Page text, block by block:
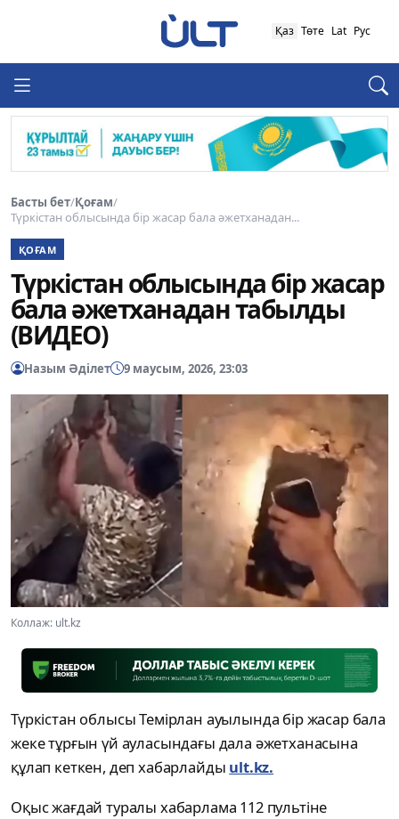
Қаз Төте Lat Рус
Басты бет/Қоғам/
Түркістан облысында бір жасар бала әжетханадан...
ҚОҒАМ
Түркістан облысында бір жасар
бала әжетханадан табылды
(ВИДЕО)
Назым Әділет 9 маусым, 2026, 23:03
Коллаж: ult.kz
Түркістан облысы Темірлан ауылында бір жасар бала
жеке тұрғын үй ауласындағы дала әжетханасына
құлап кеткен, деп хабарлайды ult.kz.
Оқыс жағдай туралы хабарлама 112 пультіне